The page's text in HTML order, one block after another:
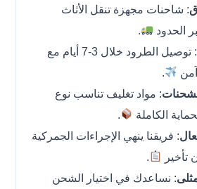
: شاحنات مجهزة تنقل الأثاث
الحدود
.
: توصيل الطرود خلال 3-7 أيام مع
.
: مواد تغليف تناسب نوع
الكاملة
.
: فريقنا ينهي الإجراءات الجمركية
.
: نساعدك في اختيار الشحن